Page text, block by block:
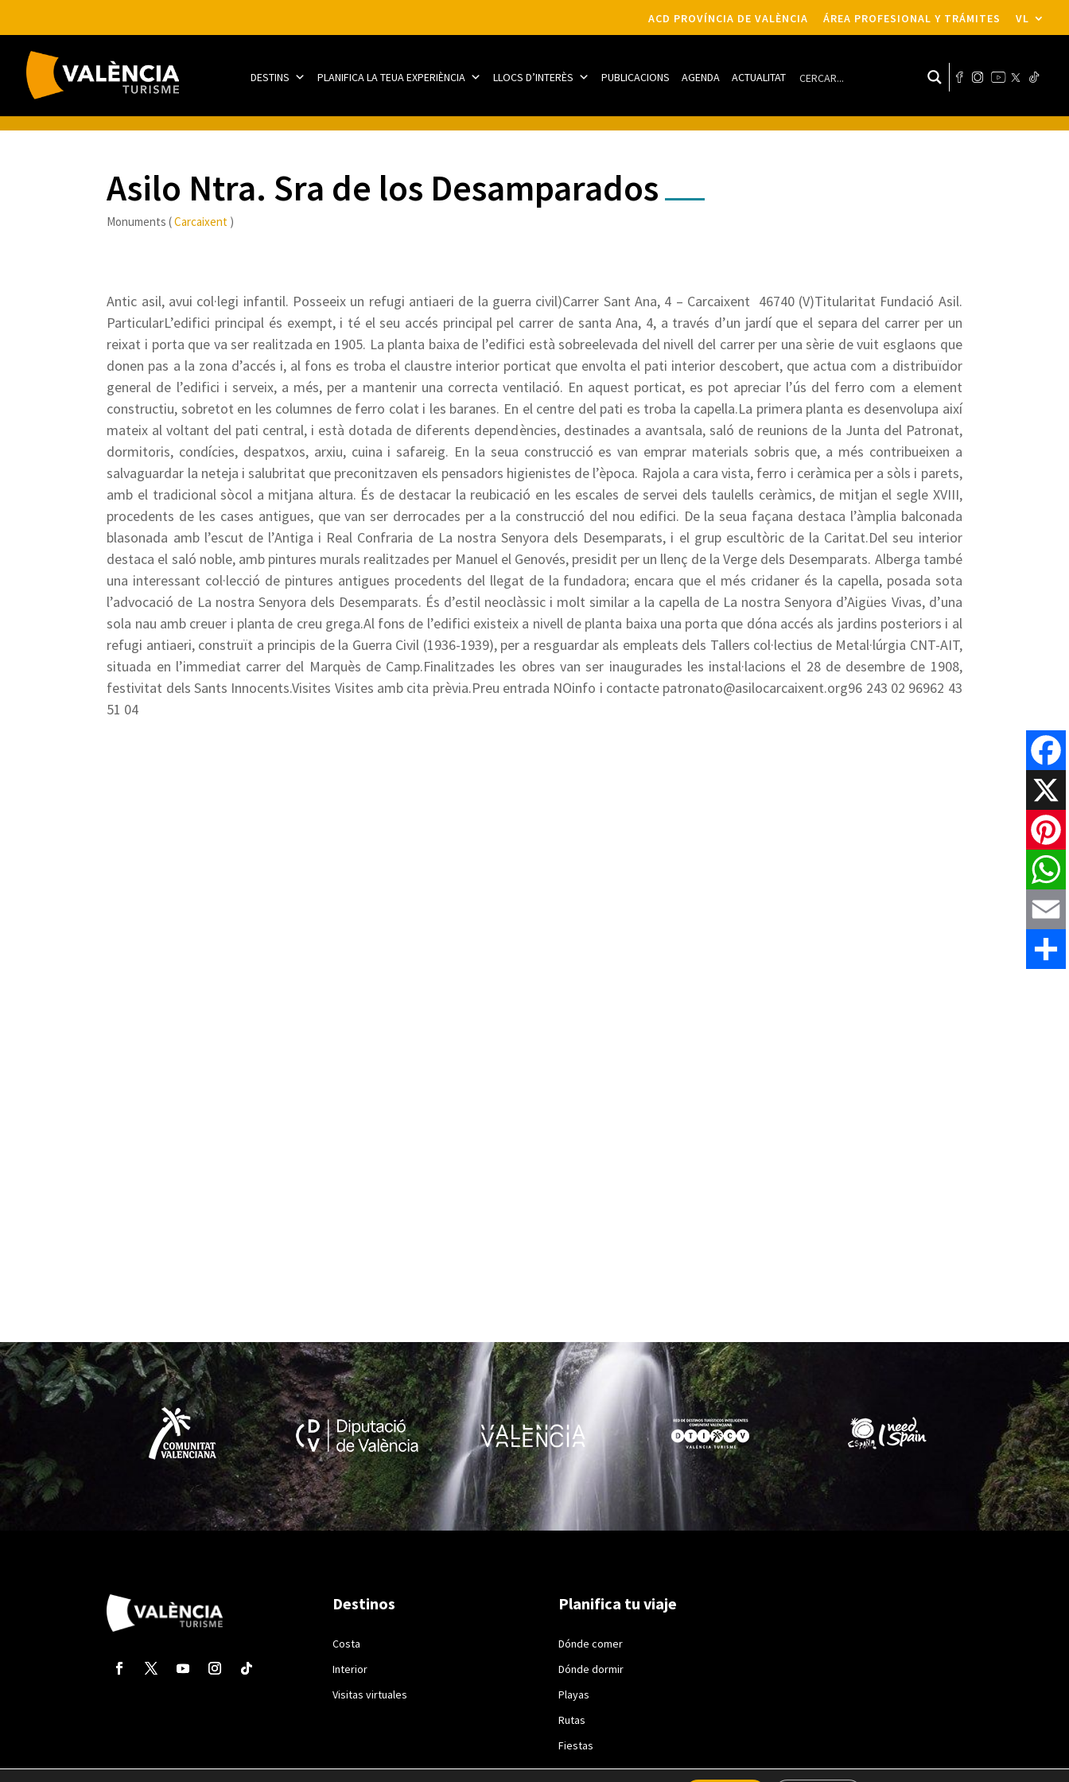
ACD PROVÍNCIA DE VALÈNCIA ÁREA PROFESIONAL Y TRÁMITES VL
DESTINS PLANIFICA LA TEUA EXPERIÈNCIA LLOCS D’INTERÈS PUBLICACIONS AGENDA ACTUALITAT
Asilo Ntra. Sra de los Desamparados
Monuments (Carcaixent )
Antic asil, avui col·legi infantil. Posseeix un refugi antiaeri de la guerra civil)Carrer Sant Ana, 4 – Carcaixent  46740 (V)Titularitat Fundació Asil.
ParticularL’edifici principal és exempt, i té el seu accés principal pel carrer de santa Ana, 4, a través d’un jardí que el separa del carrer per un
reixat i porta que va ser realitzada en 1905. La planta baixa de l’edifici està sobreelevada del nivell del carrer per una sèrie de vuit esglaons que
donen pas a la zona d’accés i, al fons es troba el claustre interior porticat que envolta el pati interior descobert, que actua com a distribuïdor
general de l’edifici i serveix, a més, per a mantenir una correcta ventilació. En aquest porticat, es pot apreciar l’ús del ferro com a element
constructiu, sobretot en les columnes de ferro colat i les baranes. En el centre del pati es troba la capella.La primera planta es desenvolupa així
mateix al voltant del pati central, i està dotada de diferents dependències, destinades a avantsala, saló de reunions de la Junta del Patronat,
dormitoris, condícies, despatxos, arxiu, cuina i safareig. En la seua construcció es van emprar materials sobris que, a més contribueixen a
salvaguardar la neteja i salubritat que preconitzaven els pensadors higienistes de l’època. Rajola a cara vista, ferro i ceràmica per a sòls i parets,
amb el tradicional sòcol a mitjana altura. És de destacar la reubicació en les escales de servei dels taulells ceràmics, de mitjan el segle XVIII,
procedents de les cases antigues, que van ser derrocades per a la construcció del nou edifici. De la seua façana destaca l’àmplia balconada
blasonada amb l’escut de l’Antiga i Real Confraria de La nostra Senyora dels Desemparats, i el grup escultòric de la Caritat.Del seu interior
destaca el saló noble, amb pintures murals realitzades per Manuel el Genovés, presidit per un llenç de la Verge dels Desemparats. Alberga també
una interessant col·lecció de pintures antigues procedents del llegat de la fundadora; encara que el més cridaner és la capella, posada sota
l’advocació de La nostra Senyora dels Desemparats. És d’estil neoclàssic i molt similar a la capella de La nostra Senyora d’Aigües Vivas, d’una
sola nau amb creuer i planta de creu grega.Al fons de l’edifici existeix a nivell de planta baixa una porta que dóna accés als jardins posteriors i al
refugi antiaeri, construït a principis de la Guerra Civil (1936-1939), per a resguardar als empleats dels Tallers col·lectius de Metal·lúrgia CNT-AIT,
situada en l’immediat carrer del Marquès de Camp.Finalitzades les obres van ser inaugurades les instal·lacions el 28 de desembre de 1908,
festivitat dels Sants Innocents.Visites Visites amb cita prèvia.Preu entrada NOinfo i contacte patronato@asilocarcaixent.org96 243 02 96962 43
51 04
Destinos
Costa
Interior
Visitas virtuales
Planifica tu viaje
Dónde comer
Dónde dormir
Playas
Rutas
Fiestas
X
Email